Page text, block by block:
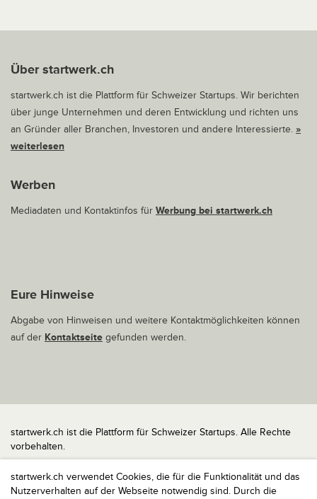
startwerk.ch verwendet Cookies, die für die Funktionalität und das
Nutzerverhalten auf der Webseite notwendig sind. Durch die
Über startwerk.ch
startwerk.ch ist die Plattform für Schweizer Startups. Wir berichten
über junge Unternehmen und deren Entwicklung und richten uns
an Gründer aller Branchen, Investoren und andere Interessierte. »
weiterlesen
Werben
Mediadaten und Kontaktinfos für Werbung bei startwerk.ch
Eure Hinweise
Abgabe von Hinweisen und weitere Kontaktmöglichkeiten können
auf der Kontaktseite gefunden werden.
startwerk.ch ist die Plattform für Schweizer Startups. Alle Rechte
vorbehalten.
Impressum
Kontakt